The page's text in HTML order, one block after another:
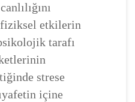
etkilerin
tarafı
strese
içine